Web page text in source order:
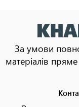
За умови
матеріалів